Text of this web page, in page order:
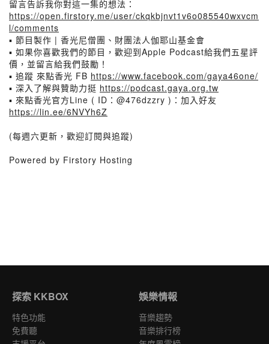
留言告訴我你對這一集的想法：
https://open.firstory.me/user/ckqkbjnvt1v6o085540wxvcm
l/comments
▪️ 節目製作 | 香光尼僧團、財團法人伽耶山基金會
▪️ 如果你喜歡我們的節目，歡迎到Apple Podcast給我們五星評
價，並留言給我們鼓勵！
▪️ 追蹤 來點香光 FB https://www.facebook.com/gaya46one/
▪️ 深入了解與贊助力挺 https://podcast.gaya.org.tw
▪️ 來點香光官方Line ( ID：@476dzzry )：加入好友
https://lin.ee/6NVYh6Z
(每週六更新，歡迎訂閱與追蹤)
Powered by Firstory Hosting
探索 KKBOX
特色功能
免費聽
娛樂情報
音樂趨勢
音樂排行榜